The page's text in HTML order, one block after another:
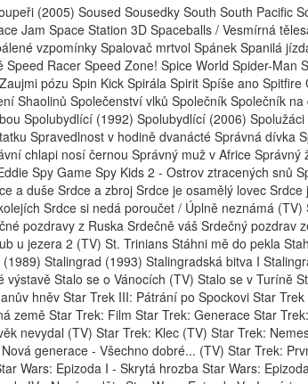
(2005) Soused Sousedky South South Pacific
Jam Space Station 3D Spaceballs / Vesmírná
vzpomínky Spalovač mrtvol Spánek Spanilá
Speed Racer Speed Zone! Spice World Spider-Man
pózu Spin Kick Spirála Spirit Spíše ano
Shaolinů Společenství vlků Společník Společník
Spolubydlící (1992) Spolubydlící (2006)
Spravedlnost v hodině dvanácté Správná dívka
chlapi nosí černou Správný muž v Africe
Spy Game Spy Kids 2 - Ostrov ztracených snů
a duše Srdce a zbroj Srdce je osamělý lovec
Srdce si nedá poroučet / Úplně neznámá
pozdravy z Ruska Srdečně váš Srdečný
u jezera 2 (TV) St. Trinians Stáhni mě do pekla
Stalingrad (1993) Stalingradská bitva I
výstavě Stalo se o Vánocích (TV) Stalo se v Turíně
hněv Star Trek III: Pátrání po Spockovi Star
země Star Trek: Film Star Trek: Generace Star
nevydal (TV) Star Trek: Klec (TV) Star Trek:
generace - Všechno dobré... (TV) Star Trek:
Wars: Epizoda I - Skrytá hrozba Star Wars: